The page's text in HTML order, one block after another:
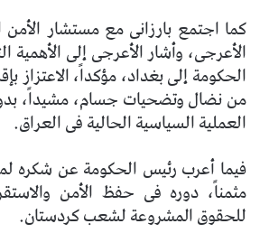
كما اجتمع بارزانى مع مستشار
الأعرجى، وأشار الأعرجى إلى الأهمية
الحكومة إلى بغداد، مؤكداً، الاعتزاز
من نضال وتضحيات جسام، مشيداً،
العملية السياسية الحالية فى العراق.
فيما أعرب رئيس الحكومة عن شكره
مثمناً، دوره فى حفظ الأمن
للحقوق المشروعة لشعب كردستان.